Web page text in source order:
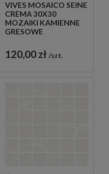
VIVES MOSAICO SEINE
CREMA 30X30
MOZAIKI KAMIENNE
GRESOWE
120,00 zł szt.